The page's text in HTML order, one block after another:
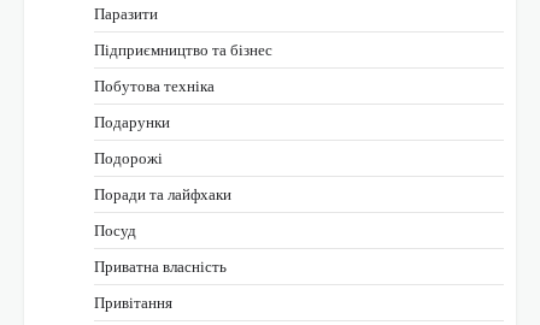
Паразити
Підприємництво та бізнес
Побутова техніка
Подарунки
Подорожі
Поради та лайфхаки
Посуд
Приватна власність
Привітання